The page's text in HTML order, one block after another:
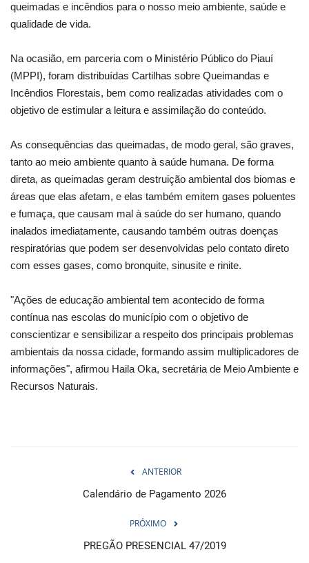
queimadas e incêndios para o nosso meio ambiente, saúde e
qualidade de vida.
Na ocasião, em parceria com o Ministério Público do Piauí
(MPPI), foram distribuídas Cartilhas sobre Queimandas e
Incêndios Florestais, bem como realizadas atividades com o
objetivo de estimular a leitura e assimilação do conteúdo.
As consequências das queimadas, de modo geral, são graves,
tanto ao meio ambiente quanto à saúde humana. De forma
direta, as queimadas geram destruição ambiental dos biomas e
áreas que elas afetam, e elas também emitem gases poluentes
e fumaça, que causam mal à saúde do ser humano, quando
inalados imediatamente, causando também outras doenças
respiratórias que podem ser desenvolvidas pelo contato direto
com esses gases, como bronquite, sinusite e rinite.
"Ações de educação ambiental tem acontecido de forma
contínua nas escolas do município com o objetivo de
conscientizar e sensibilizar a respeito dos principais problemas
ambientais da nossa cidade, formando assim multiplicadores de
informações", afirmou Haila Oka, secretária de Meio Ambiente e
Recursos Naturais.
ANTERIOR
Calendário de Pagamento 2026
PRÓXIMO
PREGÃO PRESENCIAL 47/2019